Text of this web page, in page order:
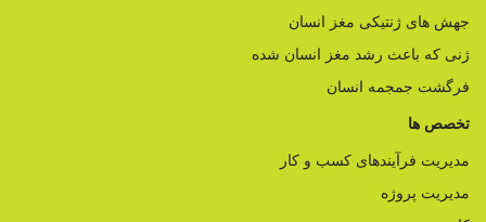
جهش های ژنتیکی مغز انسان
ژنی که باعث رشد مغز انسان شده
فرگشت جمجمه انسان
تخصص ها
مدیریت فرآیندهای کسب و کار
مدیریت پروژه